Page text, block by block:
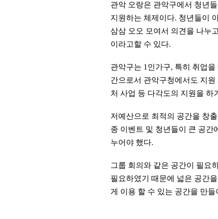
관악 오랑은 관악구에서 청년
지원하는 체제이다. 청년들이
삼삼 오오 모여서 의견을 나누
이라고할 수 있다.
관악구는 1인가구, 특히 취업
간으로서 관악구청에서도 지원
처 사업 등 다각도의 지원을 하
저예산으로 최적의 공간을 창
종 이벤트 및 청년들이 큰 공간
누어야 했다.
그룹 회의와 같은 공간이 필요
필요하였기 때문에 넓은 공간
게 이용 할 수 있는 공간을 만들